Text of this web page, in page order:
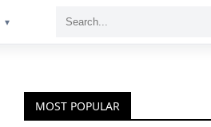
Search
MOST POPULAR